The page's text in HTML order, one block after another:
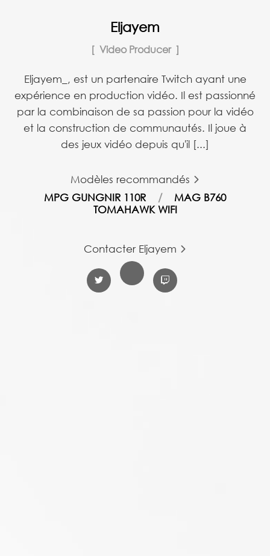
Eljayem
Video Producer
Eljayem_, est un partenaire Twitch ayant une
expérience en production vidéo. Il est passionné
par la combinaison de sa passion pour la vidéo
et la construction de communautés. Il joue à
des jeux vidéo depuis qu'il [...]
Modèles recommandés
MPG GUNGNIR 110R
MAG B760
TOMAHAWK WIFI
Contacter Eljayem